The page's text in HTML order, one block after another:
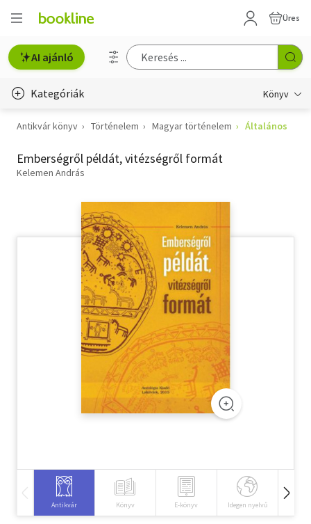
Üres
AI ajánló
Kategóriák Könyv
Életmód, egészség
Erotika
Hobbi, szabadidő
Szótár, nyelvkönyv
Tankönyv, segédkönyv
Társadalomtudomány
Antikvár könyv Történelem Magyar történelem Általános
Emberségről példát, vitézségről formát
Kelemen András
Antikvár Könyv E-könyv Idegen nyelvű